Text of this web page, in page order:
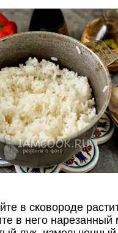
в сковороде
в него нарезанный